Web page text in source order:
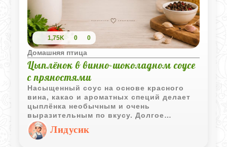
1,75K 0 0
Домашняя птица
Цыплёнок в винно-шоколадном соусе
с пряностями
Насыщенный соус на основе красного
вина, какао и ароматных специй делает
цыплёнка необычным и очень
выразительным по вкусу. Долгое
тушение придаёт мясу мягкость, а
пряности добавляют блюду глубокий и
согревающий аромат.
Лидусик